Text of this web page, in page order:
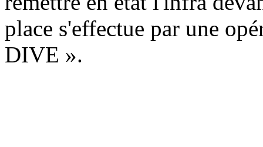
place s'effectue par une
DIVE ».